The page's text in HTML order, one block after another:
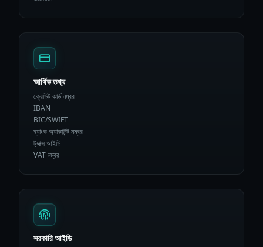
আর্থিক তথ্য
ক্রেডিট কার্ড নম্বর
IBAN
BIC/SWIFT
ব্যাংক অ্যাকাউন্ট নম্বর
ট্যাক্স আইডি
VAT নম্বর
সরকারি আইডি